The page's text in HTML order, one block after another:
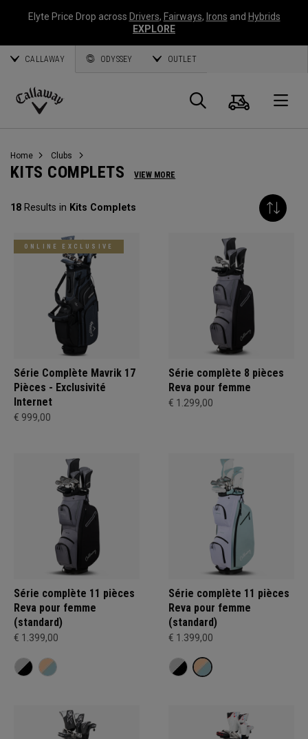
Elyte Price Drop across Drivers, Fairways, Irons and Hybrids
EXPLORE
CALLAWAY ODYSSEY OUTLET
Callaway
Panier
Home Clubs
KITS COMPLETS VIEW MORE
18 Results in Kits Complets
ONLINE EXCLUSIVE
Série Complète Mavrik 17
Pièces - Exclusivité
Internet
€ 999,00
Série complète 8 pièces
Reva pour femme
€ 1.299,00
Série complète 11 pièces
Reva pour femme
(standard)
€ 1.399,00
Série complète 11 pièces
Reva pour femme
(standard)
€ 1.399,00